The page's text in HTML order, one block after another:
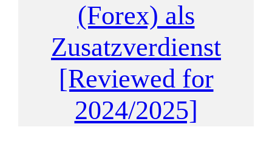
(Forex) als
Zusatzverdienst
[Reviewed for
2024/2025]